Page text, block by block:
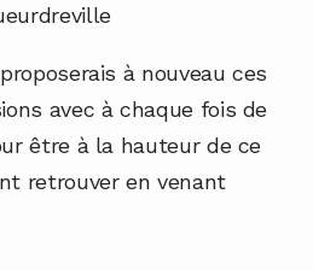
à nouveau ces
avec à chaque fois de
être à la hauteur de ce
retrouver en venant